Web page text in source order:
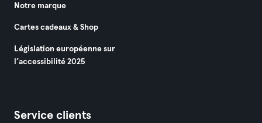
Notre marque
Cartes cadeaux & Shop
Législation européenne sur
l’accessibilité 2025
Service clients